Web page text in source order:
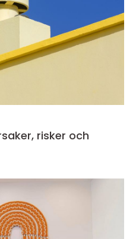
risker och